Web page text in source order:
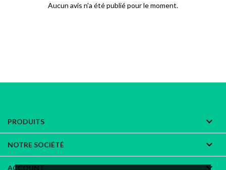
Aucun avis n'a été publié pour le moment.
PRODUITS 
NOTRE SOCIÉTÉ 
ACCOUNT